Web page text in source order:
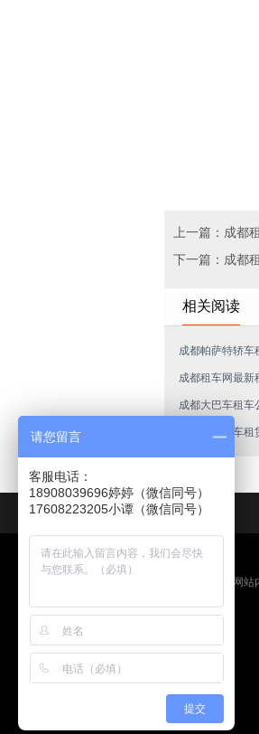
上一篇：成都
下一篇：成都
相关阅读
成都帕萨特轿车
成都租车网最新
成都大巴车租车
成都商务汽车
网站首页
免责申明：本网
请您留言
客服电话：
18908039696婷婷（微信同号）
提交